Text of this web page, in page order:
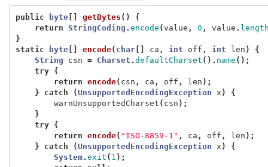
public byte[] getBytes ()
{
return StringCoding . encode (value , 0 , value .
}
static
byte[] encode( char[] ca , int off , int len )
{
String
csn = Charset . defaultCharset (). name ();
try
{
return encode( csn , ca , off , len );
}
catch (UnsupportedEncodingException x )
{
warnUnsupportedCharset ( csn );
}
try
{
return encode( "ISO-8859-1" , ca , off , len );
}
catch (UnsupportedEncodingException x )
{
System. exit ( 1 );